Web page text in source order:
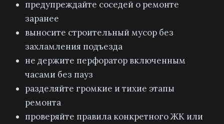
предупреждайте соседей о ремонте
заранее
выносите строительный мусор без
захламления подъезда
не держите перфоратор включенным
часами без пауз
разделяйте громкие и тихие этапы
ремонта
проверяйте правила конкретного ЖК или